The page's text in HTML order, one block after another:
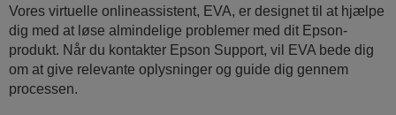
Vores virtuelle onlineassistent, EVA, er designet til at hjælpe
dig med at løse almindelige problemer med dit Epson-
produkt. Når du kontakter Epson Support, vil EVA bede dig
om at give relevante oplysninger og guide dig gennem
processen.